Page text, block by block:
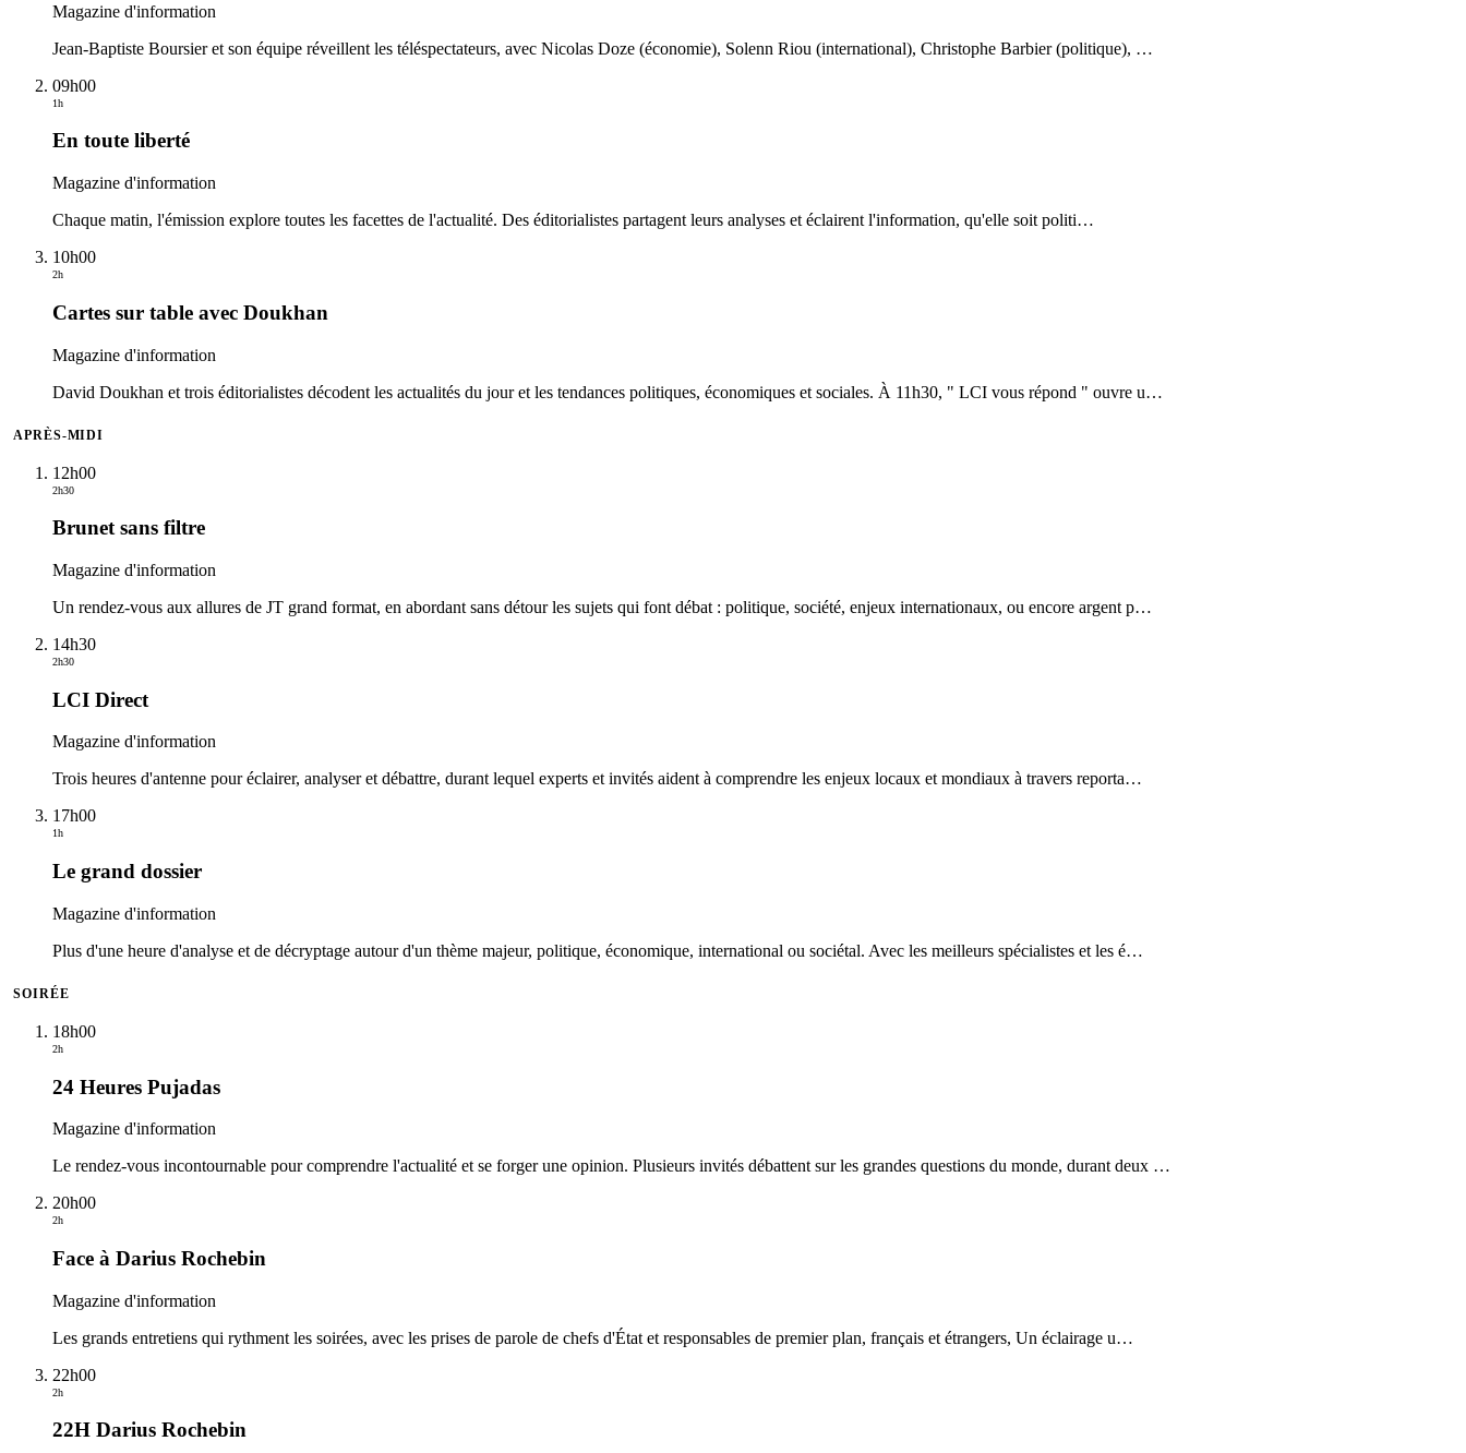
Magazine d'information
Jean-Baptiste Boursier et son équipe réveillent les téléspectateurs, avec Nicolas Doze (économie), Solenn Riou (international), Christophe Barbier (politique), …
09h00
1h
En toute liberté
Magazine d'information
Chaque matin, l'émission explore toutes les facettes de l'actualité. Des éditorialistes partagent leurs analyses et éclairent l'information, qu'elle soit politi…
10h00
2h
Cartes sur table avec Doukhan
Magazine d'information
David Doukhan et trois éditorialistes décodent les actualités du jour et les tendances politiques, économiques et sociales. À 11h30, " LCI vous répond " ouvre u…
APRÈS-MIDI
12h00
2h30
Brunet sans filtre
Magazine d'information
Un rendez-vous aux allures de JT grand format, en abordant sans détour les sujets qui font débat : politique, société, enjeux internationaux, ou encore argent p…
14h30
2h30
LCI Direct
Magazine d'information
Trois heures d'antenne pour éclairer, analyser et débattre, durant lequel experts et invités aident à comprendre les enjeux locaux et mondiaux à travers reporta…
17h00
1h
Le grand dossier
Magazine d'information
Plus d'une heure d'analyse et de décryptage autour d'un thème majeur, politique, économique, international ou sociétal. Avec les meilleurs spécialistes et les é…
SOIRÉE
18h00
2h
24 Heures Pujadas
Magazine d'information
Le rendez-vous incontournable pour comprendre l'actualité et se forger une opinion. Plusieurs invités débattent sur les grandes questions du monde, durant deux …
20h00
2h
Face à Darius Rochebin
Magazine d'information
Les grands entretiens qui rythment les soirées, avec les prises de parole de chefs d'État et responsables de premier plan, français et étrangers, Un éclairage u…
22h00
2h
22H Darius Rochebin